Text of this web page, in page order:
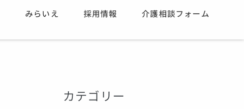
みらいえ 採用情報
介護相談フォーム
カテゴリー